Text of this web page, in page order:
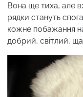
Вона ще тиха, але
рядки стануть
кожне побажання
добрий, світлий,